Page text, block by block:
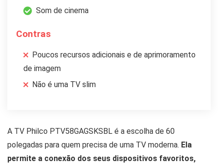
Som de cinema
Contras
Poucos recursos adicionais e de aprimoramento
de imagem
Não é uma TV slim
A TV Philco PTV58GAGSKSBL é a escolha de 60
polegadas para quem precisa de uma TV moderna. Ela
permite a conexão dos seus dispositivos favoritos,